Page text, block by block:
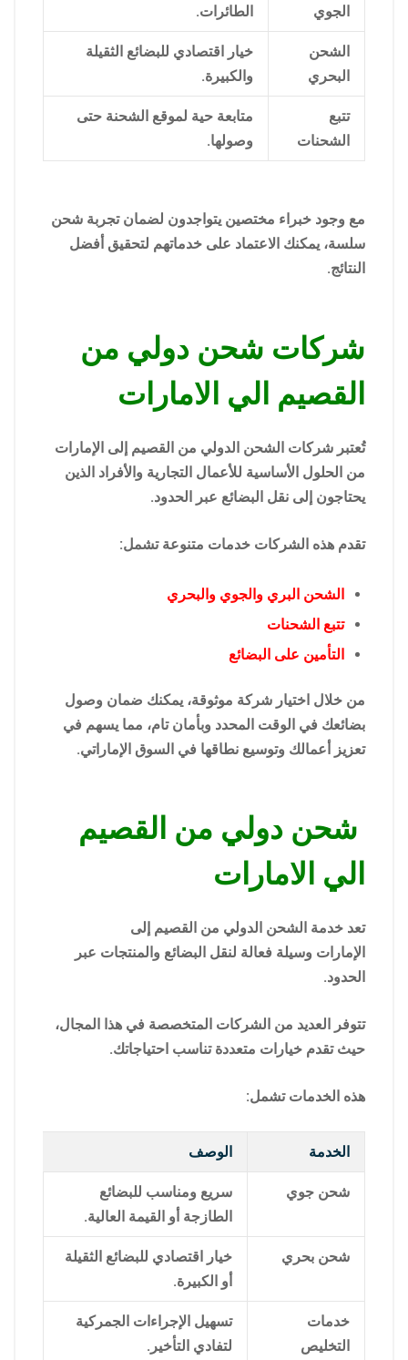
الجوي
الطائرات.
الشحن
البحري
خيار اقتصادي للبضائع الثقيلة
والكبيرة.
تتبع
الشحنات
متابعة حية لموقع الشحنة حتى
وصولها.
مع وجود خبراء مختصين يتواجدون لضمان تجربة شحن
سلسة، يمكنك الاعتماد على خدماتهم لتحقيق أفضل
النتائج.
شركات شحن دولي من
القصيم الي الامارات
تُعتبر شركات الشحن الدولي من القصيم إلى الإمارات
من الحلول الأساسية للأعمال التجارية والأفراد الذين
يحتاجون إلى نقل البضائع عبر الحدود.
تقدم هذه الشركات خدمات متنوعة تشمل:
الشحن البري والجوي والبحري
تتبع الشحنات
التأمين على البضائع
من خلال اختيار شركة موثوقة، يمكنك ضمان وصول
بضائعك في الوقت المحدد وبأمان تام، مما يسهم في
تعزيز أعمالك وتوسيع نطاقها في السوق الإماراتي.
شحن دولي من القصيم
الي الامارات
تعد خدمة الشحن الدولي من القصيم إلى
الإمارات وسيلة فعالة لنقل البضائع والمنتجات عبر
الحدود.
تتوفر العديد من الشركات المتخصصة في هذا المجال،
حيث تقدم خيارات متعددة تناسب احتياجاتك.
هذه الخدمات تشمل:
الخدمة الوصف
شحن جوي
سريع ومناسب للبضائع
الطازجة أو القيمة العالية.
شحن بحري
خيار اقتصادي للبضائع الثقيلة
أو الكبيرة.
خدمات
التخليص
تسهيل الإجراءات الجمركية
لتفادي التأخير.